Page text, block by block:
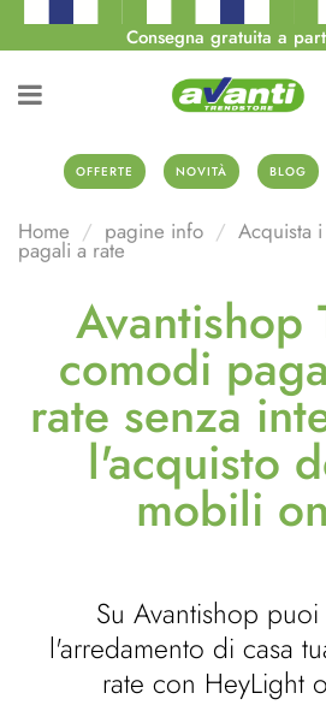
Consegna gratuita a
OFFERTE NOVITÀ BLOG
Home pagine info Acquista
pagali a rate
Avantishop
comodi
rate senza
l'acquisto
mobili
Su Avantishop
l'arredamento di casa
rate con HeyLight